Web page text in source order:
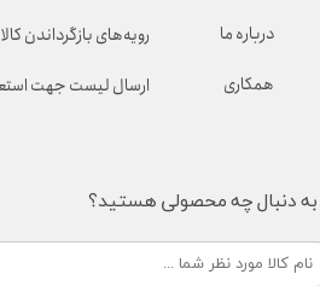
رویه‌های بازگرداندن کالا
ارسال لیست جهت
درباره ما
همکاری
به دنبال چه محصولی هستید؟